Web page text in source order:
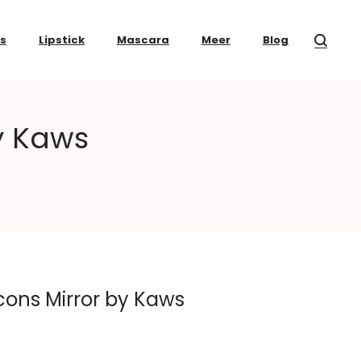
Lipstick Mascara Meer Blog
Mirror by Kaws